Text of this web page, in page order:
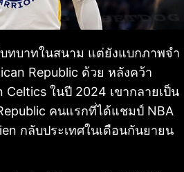
ทบาทในสนาม แต่ยังแบกภาพจำ
Republic ด้วย หลังคว้า
ในปี 2024 เขากลายเป็น
คนแรกที่ได้แชมป์ NBA
กลับประเทศในเดือนกันยายน